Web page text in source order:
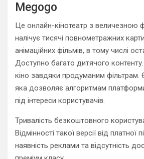
Megogo
Це онлайн-кінотеатр з величезною
налічує тисячі повнометражних
анімаційних фільмів, в тому числі
Доступно багато дитячого
кіно завдяки продуманим фільтрам.
яка дозволяє алгоритмам
під інтереси користувачів.
Тривалість безкоштовного
Відмінності такої версії від платної
наявність реклами та відсутність